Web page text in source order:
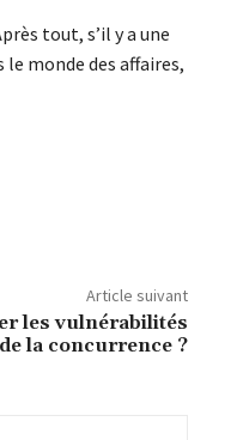
tout, s’il y a une
le monde des affaires,
Article suivant
les vulnérabilités
de la concurrence ?